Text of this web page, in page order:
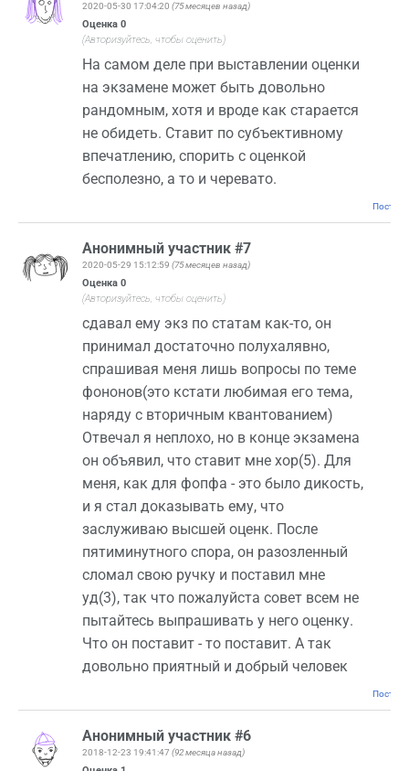
2020-05-30 17:04:20 (75 месяцев назад)
Оценка 0
(Авторизуйтесь, чтобы оценить)
На самом деле при выставлении оценки
на экзамене может быть довольно
рандомным, хотя и вроде как старается
не обидеть. Ставит по субъективному
впечатлению, спорить с оценкой
бесполезно, а то и черевато.
Анонимный участник #7
2020-05-29 15:12:59 (75 месяцев назад)
Оценка 0
(Авторизуйтесь, чтобы оценить)
сдавал ему экз по статам как-то, он
принимал достаточно полухалявно,
спрашивая меня лишь вопросы по теме
фононов(это кстати любимая его тема,
наряду с вторичным квантованием)
Отвечал я неплохо, но в конце экзамена
он объявил, что ставит мне хор(5). Для
меня, как для фопфа - это было дикость,
и я стал доказывать ему, что
заслуживаю высшей оценк. После
пятиминутного спора, он разозленный
сломал свою ручку и поставил мне
уд(3), так что пожалуйста совет всем не
пытайтесь выпрашивать у него оценку.
Что он поставит - то поставит. А так
довольно приятный и добрый человек
Анонимный участник #6
2018-12-23 19:41:47 (92 месяца назад)